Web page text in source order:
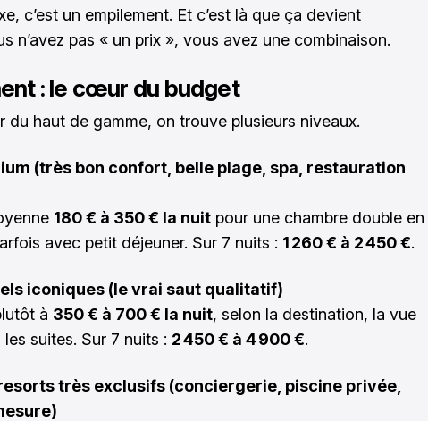
c’est un empilement. Et c’est là que ça devient
n’avez pas « un prix », vous avez une combinaison.
: le cœur du budget
du haut de gamme, on trouve plusieurs niveaux.
(très bon confort, belle plage, spa, restauration
180 € à 350 € la nuit pour une chambre double en
avec petit déjeuner. Sur 7 nuits : 1 260 € à 2 450 €.
iconiques (le vrai saut qualitatif)
à 350 € à 700 € la nuit, selon la destination, la vue
suites. Sur 7 nuits : 2 450 € à 4 900 €.
très exclusifs (conciergerie, piscine privée,